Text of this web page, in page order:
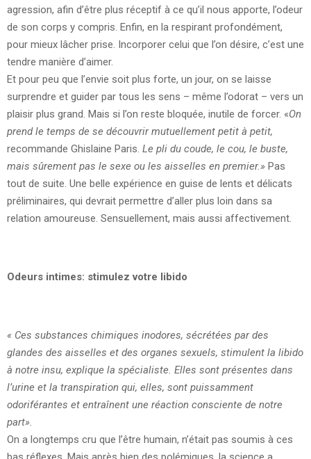
agression, afin d’être plus réceptif à ce qu’il nous apporte, l’odeur
de son corps y compris. Enfin, en la respirant profondément,
pour mieux lâcher prise. Incorporer celui que l’on désire, c’est une
tendre manière d’aimer.
Et pour peu que l’envie soit plus forte, un jour, on se laisse
surprendre et guider par tous les sens – même l’odorat – vers un
plaisir plus grand. Mais si l’on reste bloquée, inutile de forcer. «On
prend le temps de se découvrir mutuellement petit à petit,
recommande Ghislaine Paris. Le pli du coude, le cou, le buste,
mais sûrement pas le sexe ou les aisselles en premier.» Pas
tout de suite. Une belle expérience en guise de lents et délicats
préliminaires, qui devrait permettre d’aller plus loin dans sa
relation amoureuse. Sensuellement, mais aussi affectivement.
Odeurs intimes: stimulez votre libido
« Ces substances chimiques inodores, sécrétées par des
glandes des aisselles et des organes sexuels, stimulent la libido
à notre insu, explique la spécialiste. Elles sont présentes dans
l’urine et la transpiration qui, elles, sont puissamment
odoriférantes et entraînent une réaction consciente de notre
part».
On a longtemps cru que l’être humain, n’était pas soumis à ces